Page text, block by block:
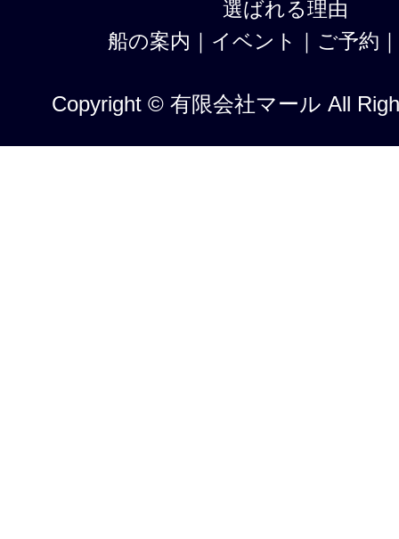
選ばれる理由
船の案内 ｜ イベント ｜ ご予約 ｜
Copyright © 有限会社マール All